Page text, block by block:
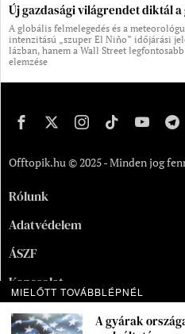
Új gazdasági világrendet diktál a
A globális felmelegedés és a
intenzitású „szuper El Niño” időjárási
lázban, hanem a Wall Street
elemzése
Offtopik.hu © 2025 - Minden jog
Rólunk
Adatvédelem
ÁSZF
Kapcsolat
Oldaltérkép
MIELŐTT TOVÁBBLÉPNÉL
A gyárak